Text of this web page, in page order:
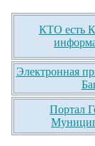
КТО есть
Электронная
Портал